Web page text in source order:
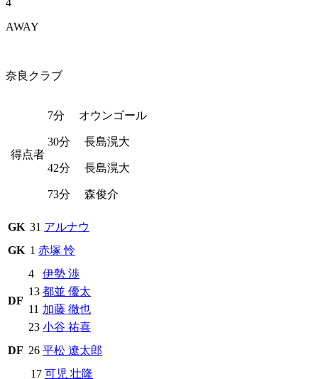
AWAY
奈良クラブ
得点者
7分 オウンゴール
30分 長島滉大
42分 長島滉大
73分 森俊介
GK 31 アルナウ
GK 1 赤塚 怜
DF
4
伊勢 渉
13 都並 優太
11 加藤 徹也
23 小谷 祐喜
DF 26 平松 遼太郎
17 可児 壮隆